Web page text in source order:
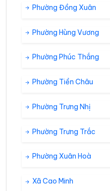
Phường Đồng Xuân
Phường Hùng Vương
Phường Phúc Thắng
Phường Tiền Châu
Phường Trưng Nhị
Phường Trưng Trắc
Phường Xuân Hoà
Xã Cao Minh